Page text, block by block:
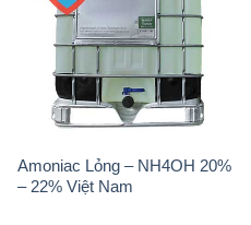
Amoniac Lỏng – NH4OH 20%
– 22% Việt Nam